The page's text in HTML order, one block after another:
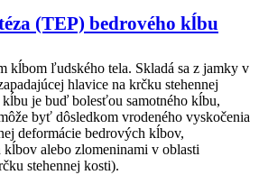
(TEP) bedrového kĺbu
kĺbom ľudského tela. Skladá sa z jamky v
hlavice na krčku stehennej
je buď bolesťou samotného kĺbu,
byť dôsledkom vrodeného vyskočenia
deformácie bedrových kĺbov,
alebo zlomeninami v oblasti
stehennej kosti).